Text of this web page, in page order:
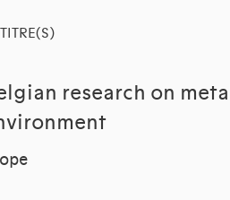
TITRE(S)
research on